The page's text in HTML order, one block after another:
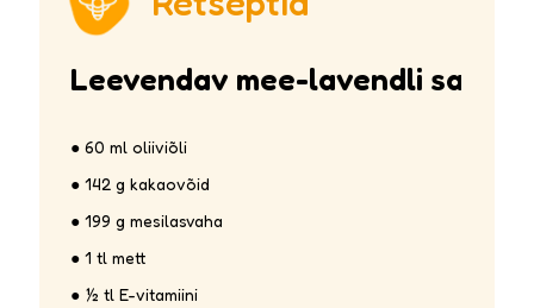
● 60 ml oliiviõli
● 142 g kakaovõid
● 199 g mesilasvaha
● 1 tl mett
● ½ tl E-vitamiini
Leevendav mee-lavendli salv